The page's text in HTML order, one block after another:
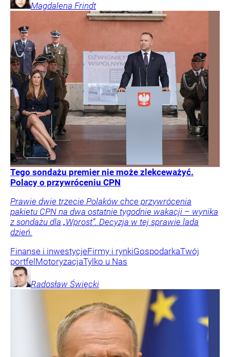
Magdalena Frindt
Tego sondażu premier nie może zlekceważyć.
Polacy o przywróceniu CPN
Prawie dwie trzecie Polaków chce przywrócenia
pakietu CPN na dwa ostatnie tygodnie wakacji – wynika
z sondażu dla „Wprost”. Decyzja w tej sprawie lada
dzień.
Finanse i inwestycjeFirmy i rynkiGospodarkaTwój
portfel MotoryzacjaTylko u Nas
Radosław Święcki